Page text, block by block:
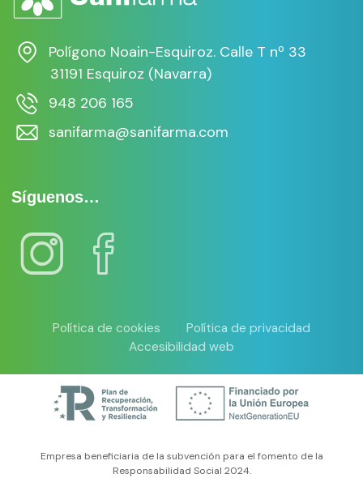
Polígono Noain-Esquiroz. Calle T nº 33
31191 Esquiroz (Navarra)
948 206 165
sanifarma@sanifarma.com
Síguenos…
Política de cookies
Política de privacidad
Accesibilidad web
Empresa beneficiaria de la subvención para el fomento de la
Responsabilidad Social 2024.